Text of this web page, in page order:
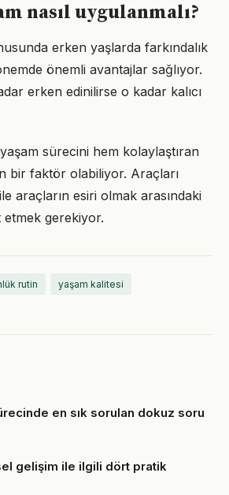
nasıl uygulanmalı?
erken yaşlarda farkındalık
önemli avantajlar sağlıyor.
erken edinilirse o kadar kalıcı
sürecini hem kolaylaştıran
bir faktör olabiliyor. Araçları
araçların esiri olmak arasındaki
gerekiyor.
rutin yaşam kalitesi
en sık sorulan dokuz soru
gelişim ile ilgili dört pratik